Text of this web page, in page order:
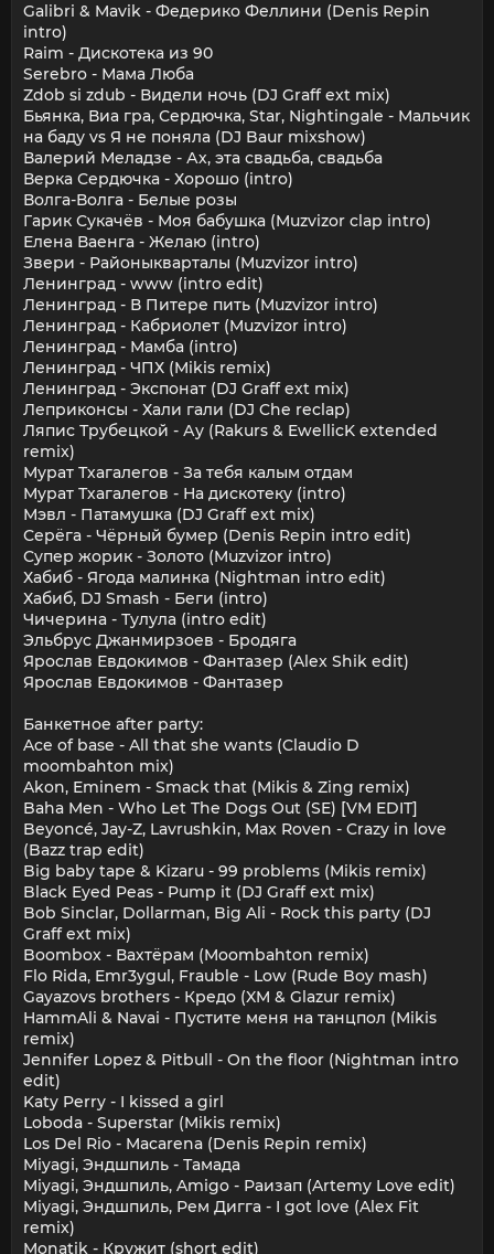
Galibri & Mavik - Федерико Феллини (Denis Repin
intro)
Raim - Дискотека из 90
Serebro - Мама Люба
Zdob si zdub - Видели ночь (DJ Graff ext mix)
Бьянка, Виа гра, Сердючка, Star, Nightingale - Мальчик
на баду vs Я не поняла (DJ Baur mixshow)
Валерий Меладзе - Ах, эта свадьба, свадьба
Верка Сердючка - Хорошо (intro)
Волга-Волга - Белые розы
Гарик Сукачёв - Моя бабушка (Muzvizor clap intro)
Елена Ваенга - Желаю (intro)
Звери - Районыкварталы (Muzvizor intro)
Ленинград - www (intro edit)
Ленинград - В Питере пить (Muzvizor intro)
Ленинград - Кабриолет (Muzvizor intro)
Ленинград - Мамба (intro)
Ленинград - ЧПХ (Mikis remix)
Ленинград - Экспонат (DJ Graff ext mix)
Леприконсы - Хали гали (DJ Che reclap)
Ляпис Трубецкой - Ау (Rakurs & EwellicK extended
remix)
Мурат Тхагалегов - За тебя калым отдам
Мурат Тхагалегов - На дискотеку (intro)
Мэвл - Патамушка (DJ Graff ext mix)
Серёга - Чёрный бумер (Denis Repin intro edit)
Супер жорик - Золото (Muzvizor intro)
Хабиб - Ягода малинка (Nightman intro edit)
Хабиб, DJ Smash - Беги (intro)
Чичерина - Тулула (intro edit)
Эльбрус Джанмирзоев - Бродяга
Ярослав Евдокимов - Фантазер (Alex Shik edit)
Ярослав Евдокимов - Фантазер
Банкетное after party:
Ace of base - All that she wants (Claudio D
moombahton mix)
Akon, Eminem - Smack that (Mikis & Zing remix)
Baha Men - Who Let The Dogs Out (SE) [VM EDIT]
Beyoncé, Jay-Z, Lavrushkin, Max Roven - Crazy in love
(Bazz trap edit)
Big baby tape & Kizaru - 99 problems (Mikis remix)
Black Eyed Peas - Pump it (DJ Graff ext mix)
Bob Sinclar, Dollarman, Big Ali - Rock this party (DJ
Graff ext mix)
Boombox - Вахтёрам (Moombahton remix)
Flo Rida, Emr3ygul, Frauble - Low (Rude Boy mash)
Gayazovs brothers - Кредо (XM & Glazur remix)
HammAli & Navai - Пустите меня на танцпол (Mikis
remix)
Jennifer Lopez & Pitbull - On the floor (Nightman intro
edit)
Katy Perry - I kissed a girl
Loboda - Superstar (Mikis remix)
Los Del Rio - Macarena (Denis Repin remix)
Miyagi, Эндшпиль - Тамада
Miyagi, Эндшпиль, Amigo - Раизап (Artemy Love edit)
Miyagi, Эндшпиль, Рем Дигга - I got love (Alex Fit
remix)
Monatik - Кружит (short edit)